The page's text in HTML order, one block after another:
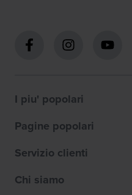
I piu' popolari
Pagine popolari
Servizio clienti
Chi siamo